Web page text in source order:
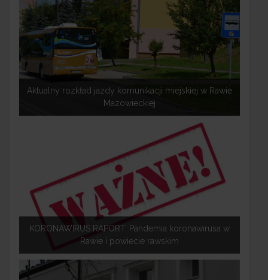
Aktualny rozkład jazdy komunikacji miejskiej w Rawie
Mazowieckiej
KORONAWIRUS RAPORT: Pandemia koronawirusa w
Rawie i powiecie rawskim